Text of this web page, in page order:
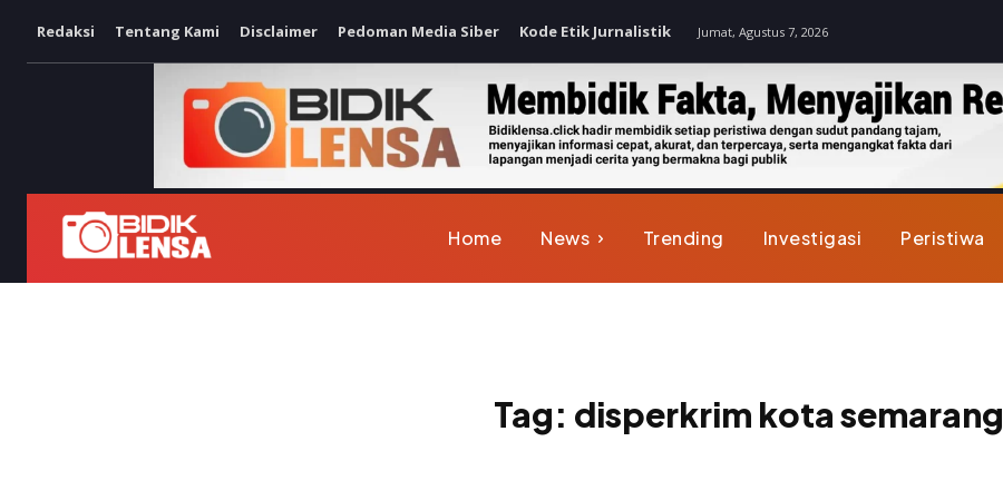
Redaksi Tentang Kami Disclaimer Pedoman Media Siber Kode Etik Jurnalistik Jumat, Agustus 7, 2026
Home News Trending Investigasi Peristiwa
Tag: disperkrim kota semarang